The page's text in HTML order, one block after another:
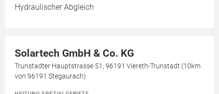
Hydraulischer Abgleich
Solartech GmbH & Co. KG
Trunstadter Hauptstrasse 51, 96191 Viereth-Trunstadt (10km
von 96191 Stegaurach)